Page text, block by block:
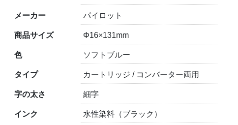
メーカー パイロット
商品サイズ Φ16×131mm
色 ソフトブルー
タイプ カートリッジ / コンバーター両用
字の太さ 細字
インク 水性染料（ブラック）